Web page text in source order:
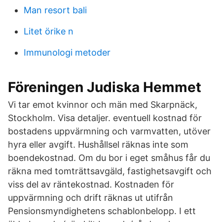
Man resort bali
Litet örike n
Immunologi metoder
Föreningen Judiska Hemmet
Vi tar emot kvinnor och män med Skarpnäck,
Stockholm. Visa detaljer. eventuell kostnad för
bostadens uppvärmning och varmvatten, utöver
hyra eller avgift. Hushållsel räknas inte som
boendekostnad. Om du bor i eget småhus får du
räkna med tomträttsavgäld, fastighetsavgift och
viss del av räntekostnad. Kostnaden för
uppvärmning och drift räknas ut utifrån
Pensionsmyndighetens schablonbelopp. I ett